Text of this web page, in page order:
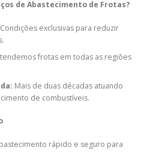
de Abastecimento de Frotas?
Condições exclusivas para reduzir
frotas em todas as regiões
Mais de duas décadas atuando
de combustíveis.
rápido e seguro para